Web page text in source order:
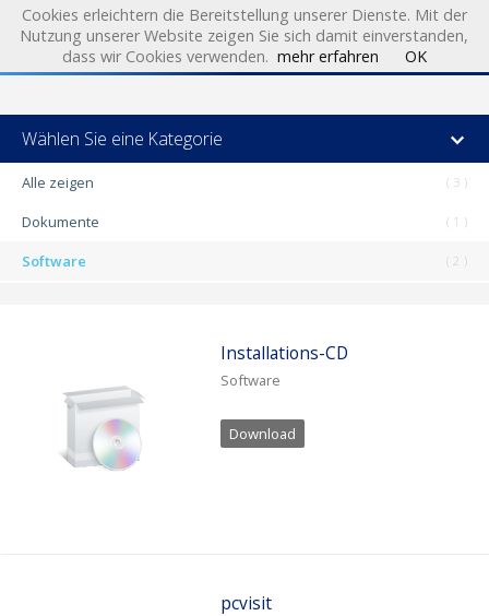
Audiometrie
Diagnostik
Endoskopie
Funktionsdiagnostik des Mittelohres
Kombinationsgeräte
Downloads
Download PC Visit
Wählen Sie eine Kategorie
Alle zeigen ( 3 )
Dokumente ( 1 )
Software ( 2 )
Installations-CD
Software
Download
pcvisit
Cookies erleichtern die Bereitstellung unserer Dienste. Mit der
Nutzung unserer Website zeigen Sie sich damit einverstanden,
dass wir Cookies verwenden. mehr erfahren OK